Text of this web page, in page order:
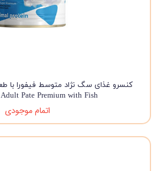
Adult Pate Premium with Fish وزن 400 گرم
اتمام موجودی